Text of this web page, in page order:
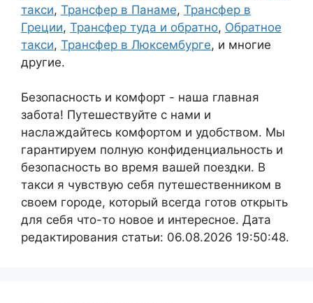
такси, Трансфер в Панаме, Трансфер в
Греции, Трансфер туда и обратно, Обратное
такси, Трансфер в Люксембурге, и многие
другие.
Безопасность и комфорт - наша главная
забота! Путешествуйте с нами и
наслаждайтесь комфортом и удобством. Мы
гарантируем полную конфиденциальность и
безопасность во время вашей поездки. В
такси я чувствую себя путешественником в
своем городе, который всегда готов открыть
для себя что-то новое и интересное. Дата
редактирования статьи: 06.08.2026 19:50:48.